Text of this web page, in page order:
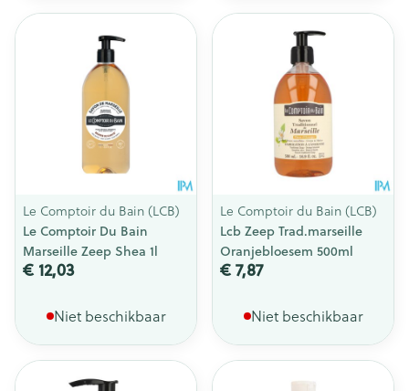
Le Comptoir du Bain (LCB)
Le Comptoir Du Bain
Marseille Zeep Shea 1l
€ 12,03
Niet beschikbaar
Le Comptoir du Bain (LCB)
Lcb Zeep Trad.marseille
Oranjebloesem 500ml
€ 7,87
Niet beschikbaar